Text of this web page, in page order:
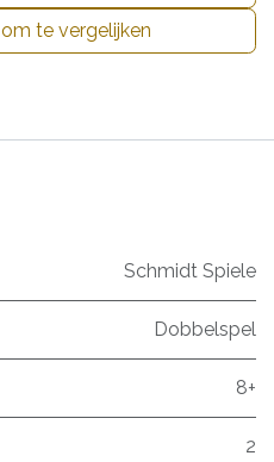
te vergelijken
Schmidt Spiele
Dobbelspel
8+
2